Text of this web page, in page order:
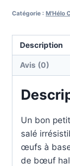
Catégorie : M'Hélo
Description
Avis (0)
Un bon
salé
œufs à
de bœuf